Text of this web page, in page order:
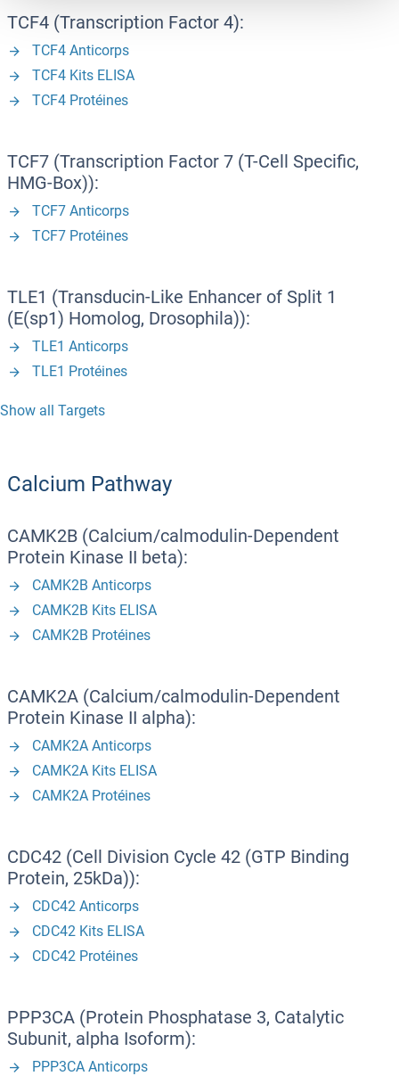
TCF4 (Transcription Factor 4):
TCF4 Anticorps
TCF4 Kits ELISA
TCF4 Protéines
TCF7 (Transcription Factor 7 (T-Cell Specific,
HMG-Box)):
TCF7 Anticorps
TCF7 Protéines
TLE1 (Transducin-Like Enhancer of Split 1
(E(sp1) Homolog, Drosophila)):
TLE1 Anticorps
TLE1 Protéines
Show all Targets
Calcium Pathway
CAMK2B (Calcium/calmodulin-Dependent
Protein Kinase II beta):
CAMK2B Anticorps
CAMK2B Kits ELISA
CAMK2B Protéines
CAMK2A (Calcium/calmodulin-Dependent
Protein Kinase II alpha):
CAMK2A Anticorps
CAMK2A Kits ELISA
CAMK2A Protéines
CDC42 (Cell Division Cycle 42 (GTP Binding
Protein, 25kDa)):
CDC42 Anticorps
CDC42 Kits ELISA
CDC42 Protéines
PPP3CA (Protein Phosphatase 3, Catalytic
Subunit, alpha Isoform):
PPP3CA Anticorps